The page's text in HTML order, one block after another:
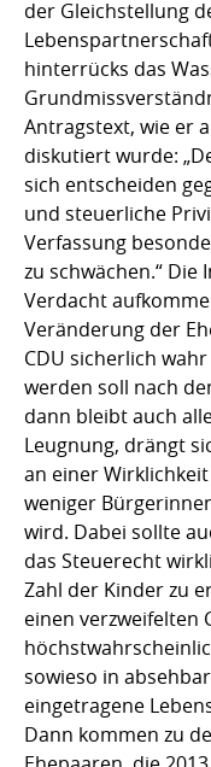
der Gleichstellung
hinterrücks das
Antragstext, wie er
diskutiert wurde:
sich entscheiden
und steuerliche
Verfassung
zu schwächen.“ Die
Verdacht
Veränderung der
CDU sicherlich
werden soll nach
dann bleibt auch
Leugnung, drängt
an einer
weniger
wird. Dabei sollte
das Steuerecht
Zahl der Kinder zu
einen verzweifelten
sowieso in
eingetragene
Dann kommen zu